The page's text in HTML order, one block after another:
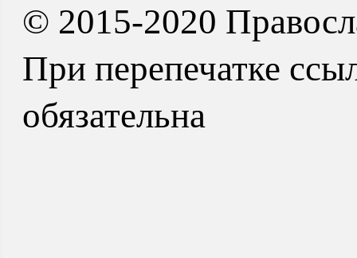
© 2015-2020
При перепечатке
обязательна